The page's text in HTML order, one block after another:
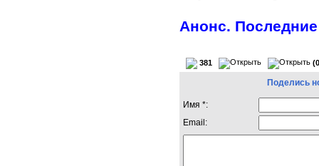
Анонс.
381
Поделись
Имя *:
Email: